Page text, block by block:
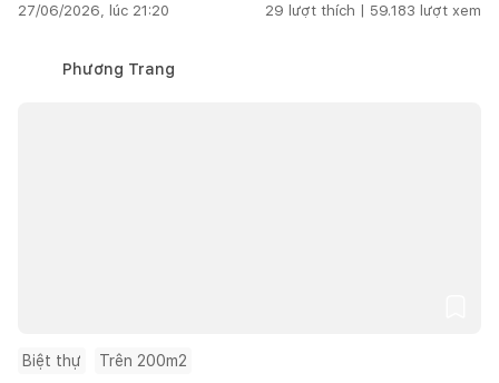
27/06/2026, lúc 21:20 29 lượt thích | 59.183 lượt xem
Phương Trang
Biệt thự Trên 200m2